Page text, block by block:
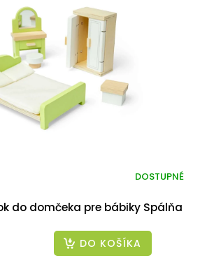
do domčeka pre bábiky Spálňa
DOSTUPNÉ
DO KOŠÍKA